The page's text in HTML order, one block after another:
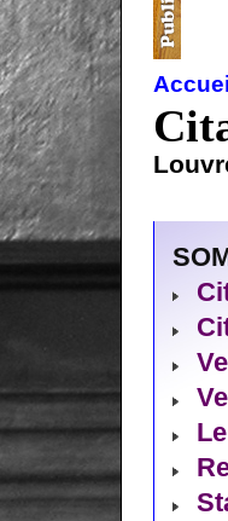
Accueil